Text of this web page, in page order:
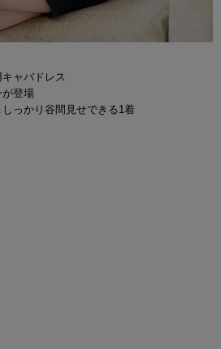
ャバドレス
が登場
っかり谷間見せできる1着